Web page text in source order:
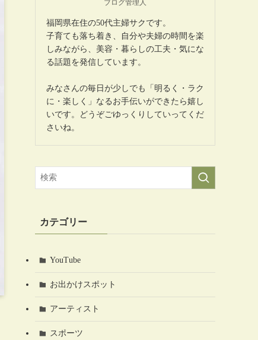
ブログ管理人
福岡県在住の50代主婦サクです。
子育ても落ち着き、自分や夫婦の時間を楽
しみながら、美容・暮らしの工夫・気にな
る話題を発信しています。
みなさんの毎日が少しでも「明るく・ラク
に・楽しく」なるお手伝いができたら嬉し
いです。どうぞごゆっくりしていってくだ
さいね。
カテゴリー
YouTube
お出かけスポット
アーティスト
スポーツ